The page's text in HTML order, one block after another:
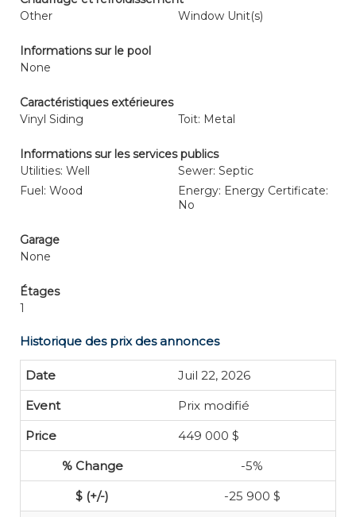
Other
Window Unit(s)
Informations sur le pool
None
Caractéristiques extérieures
Vinyl Siding
Toit: Metal
Informations sur les services publics
Utilities: Well
Sewer: Septic
Fuel: Wood
Energy: Energy Certificate:
No
Garage
None
Étages
1
Historique des prix des annonces
Juil 22, 2026
Prix modifié
449 000 $
-5%
-25 900 $